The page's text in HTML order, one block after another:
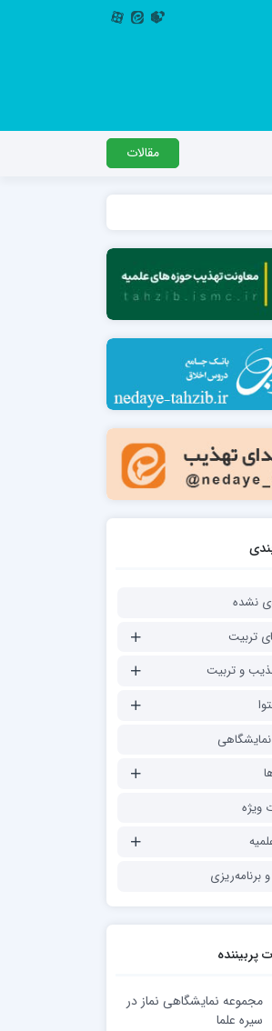
المهدی عج
صادق علیه السلام ساوجبلاغ
امام حسن مجتبی(ع) چهارباغ
حجت علیه السلام (امام
امام رضا علیه السلام
الصادق ع) کازرون
علیه السلام
مقالات
نشده
تربیت
و تربیت
ویژه
برنامه‌ریزی
پربیننده
مجموعه نمایشگاهی نماز در
سیره علما